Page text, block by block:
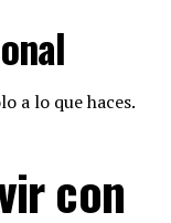
a lo que haces.
con